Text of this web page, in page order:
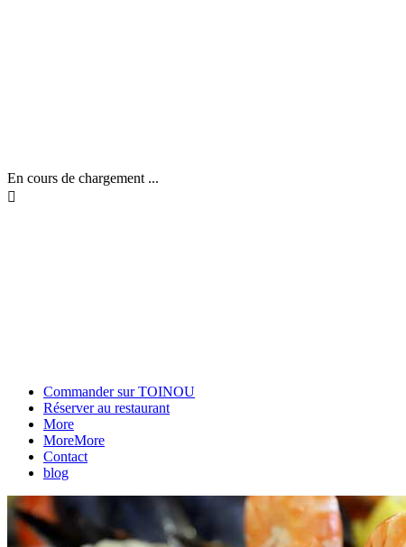
En cours de chargement ...

Commander sur TOINOU
Réserver au restaurant
More
MoreMore
Contact
blog